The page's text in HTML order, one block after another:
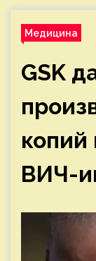
Медицина
GSK
копий
ВИЧ-